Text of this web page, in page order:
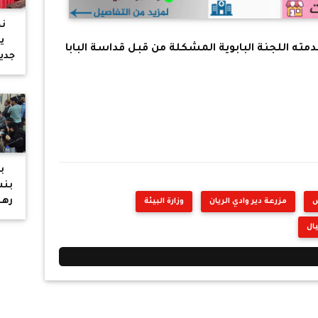
اللجنة البابوية المشكلة من قبل قداسة البابا
مزرعة دير وادي الريان وزارة البيئة